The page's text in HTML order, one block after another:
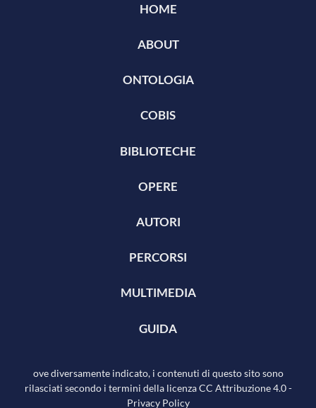
HOME
ABOUT
ONTOLOGIA
COBIS
BIBLIOTECHE
OPERE
AUTORI
PERCORSI
MULTIMEDIA
GUIDA
ove diversamente indicato, i contenuti di questo sito sono
rilasciati secondo i termini della licenza CC Attribuzione 4.0-
Privacy Policy